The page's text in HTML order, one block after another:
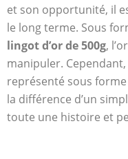
et son opportunité, il
le long terme. Sous
lingot d’or de 500g,
manipuler.
représenté sous
la différence d’un
toute une histoire et